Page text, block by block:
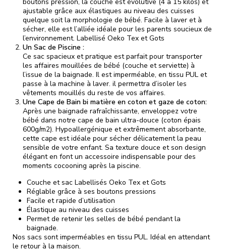
ajustable grâce aux élastiques au niveau des cuisses
quelque soit la morphologie de bébé. Facile à laver et à
sécher, elle est l’alliée idéale pour les parents soucieux de
l’environnement. Labellisé Oeko Tex et Gots
Un Sac de Piscine :
Ce sac spacieux et pratique est parfait pour transporter
les affaires mouillées de bébé (couche et serviette) à
l’issue de la baignade. Il est imperméable, en tissu PUL et
passe à la machine à laver. il permettra d’isoler les
vêtements mouillés du reste de vos affaires.
Une Cape de Bain bi matière en coton et gaze de coton:
Après une baignade rafraîchissante, enveloppez votre
bébé dans notre cape de bain ultra-douce (coton épais
600g/m2). Hypoallergénique et extrêmement absorbante,
cette cape est idéale pour sécher délicatement la peau
sensible de votre enfant. Sa texture douce et son design
élégant en font un accessoire indispensable pour des
moments cocooning après la piscine.
Couche et sac Labellisés Oeko Tex et Gots
Réglable grâce à ses boutons pressions
Facile et rapide d’utilisation
Élastique au niveau des cuisses
Permet de retenir les selles de bébé pendant la
baignade.
Nos sacs sont imperméables en tissu PUL. Idéal en attendant
le retour à la maison.